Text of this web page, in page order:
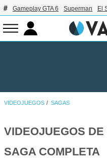
Gameplay GTA 6 Superman El
VIDEOJUEGOS SAGAS
VIDEOJUEGOS
SAGA COMPLETA